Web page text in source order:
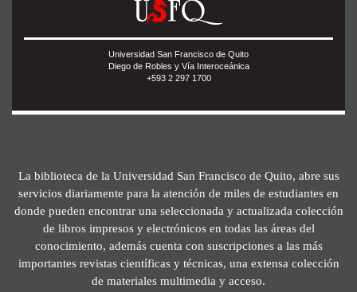
Universidad San Francisco de Quito
Diego de Robles y Vía Interoceánica
+593 2 297 1700
La biblioteca de la Universidad San Francisco de Quito, abre sus
servicios diariamente para la atención de miles de estudiantes en
donde pueden encontrar una seleccionada y actualizada colección
de libros impresos y electrónicos en todas las áreas del
conocimiento, además cuenta con suscripciones a las más
importantes revistas científicas y técnicas, una extensa colección
de materiales multimedia y acceso.